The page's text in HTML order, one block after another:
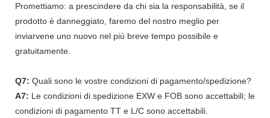
Promettiamo: a prescindere da chi sia la responsabilità, se il
prodotto è danneggiato, faremo del nostro meglio per
inviarvene uno nuovo nel più breve tempo possibile e
gratuitamente.
Q7: Quali sono le vostre condizioni di pagamento/spedizione?
A7: Le condizioni di spedizione EXW e FOB sono accettabili; le
condizioni di pagamento TT e L/C sono accettabili.